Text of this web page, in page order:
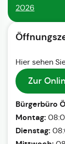
2026
Hier sehen
Zur
Bürgerbüro
Montag:
Dienstag: